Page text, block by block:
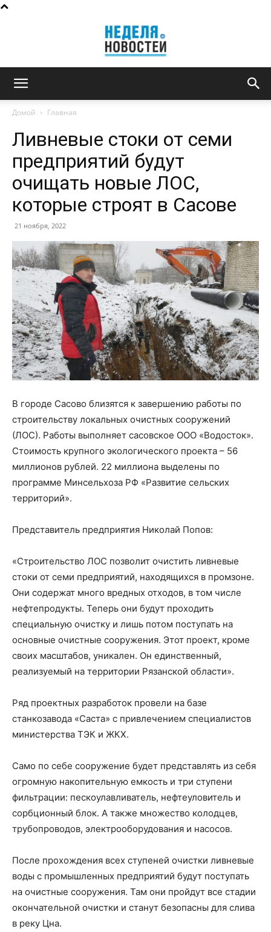
новостей
Домой Главная
Ливневые стоки от семи
предприятий будут
очищать новые ЛОС,
которые строят в Сасове
21 ноября, 2022
В городе Сасово близятся к завершению работы по
строительству локальных очистных сооружений
(ЛОС). Работы выполняет сасовское ООО «Водосток».
Стоимость крупного экологического проекта – 56
миллионов рублей. 22 миллиона выделены по
программе Минсельхоза РФ «Развитие сельских
территорий».
Представитель предприятия Николай Попов:
«Строительство ЛОС позволит очистить ливневые
стоки от семи предприятий, находящихся в промзоне.
Они содержат много вредных отходов, в том числе
нефтепродукты. Теперь они будут проходить
специальную очистку и лишь потом поступать на
основные очистные сооружения. Этот проект, кроме
своих масштабов, уникален. Он единственный,
реализуемый на территории Рязанской области».
Ряд проектных разработок провели на базе
станкозавода «Саста» с привлечением специалистов
министерства ТЭК и ЖКХ.
Само по себе сооружение будет представлять из себя
огромную накопительную емкость и три ступени
фильтрации: пескоулавливатель, нефтеуловитель и
сорбционный блок. А также множество колодцев,
трубопроводов, электрооборудования и насосов.
После прохождения всех ступеней очистки ливневые
воды с промышленных предприятий будут поступать
на очистные сооружения. Там они пройдут все стадии
окончательной очистки и станут безопасны для слива
в реку Цна.